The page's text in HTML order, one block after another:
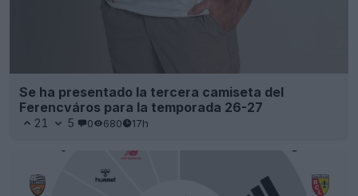
Se ha presentado la tercera camiseta del
Ferencváros para la temporada 26-27
21 5 0 680 17h